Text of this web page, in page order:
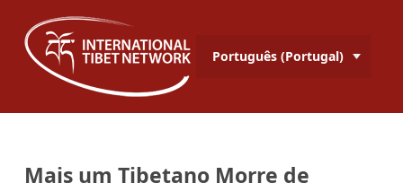
Português (Portugal)
Mais um Tibetano Morre de